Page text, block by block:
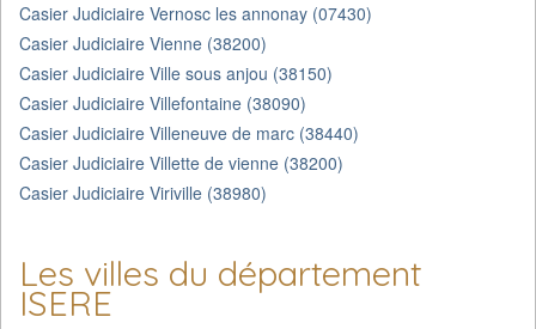
Casier Judiciaire Vernosc les annonay (07430)
Casier Judiciaire Vienne (38200)
Casier Judiciaire Ville sous anjou (38150)
Casier Judiciaire Villefontaine (38090)
Casier Judiciaire Villeneuve de marc (38440)
Casier Judiciaire Villette de vienne (38200)
Casier Judiciaire Viriville (38980)
Les villes du département
ISERE